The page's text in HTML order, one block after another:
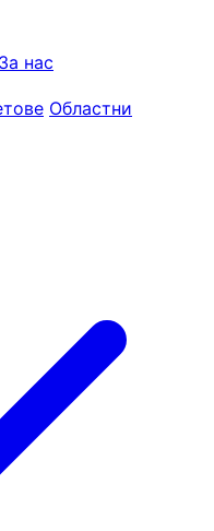
За нас
Областни